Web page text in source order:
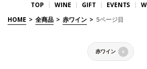
TOP WINE GIFT EVENTS
HOME > 全商品 > 赤ワイン > 5ページ目
赤ワイン ×